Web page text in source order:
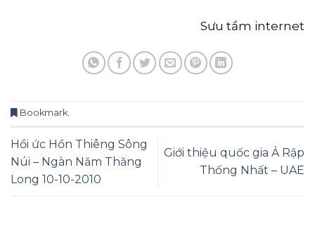
Sưu tầm internet
Bookmark
Hồi ức Hồn Thiêng Sông
Núi – Ngàn Năm Thăng
Long 10-10-2010
Giới thiệu quốc gia Ả Rập
Thống Nhất – UAE